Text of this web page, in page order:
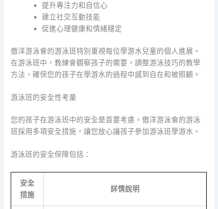
提升專注力和自信心
建立社交互動技能
促進心理健康和情緒穩定
傲洋游泳會的游泳班特別重視每位學游水兒童的個人進展。
在游泳班中，教練會觀察孩子的需要，調整游泳技巧的教學
方法，確保您的孩子在學游水的過程中感到自在和被照顧。
游泳班的安全性考量
您的孩子在游泳班中的安全是首要考慮。傲洋游泳會的游泳
班採用多項安全措施，讓您放心讓孩子參加游泳班學游水。
游泳班的安全保障包括：
安全
措施
詳情說明